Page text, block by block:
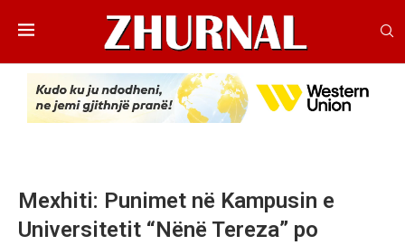
Mexhiti: Punimet në Kampusin e
Universitetit “Nënë Tereza” po